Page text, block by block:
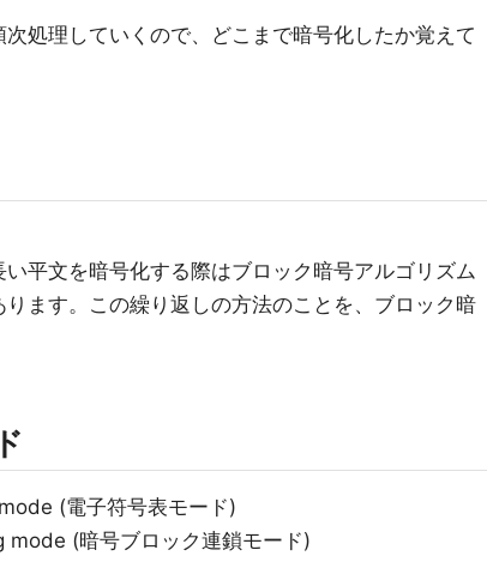
処理していくので、どこまで暗号化したか覚えて
平文を暗号化する際はブロック暗号アルゴリズム
ます。この繰り返しの方法のことを、ブロック暗
(電子符号表モード)
(暗号ブロック連鎖モード)